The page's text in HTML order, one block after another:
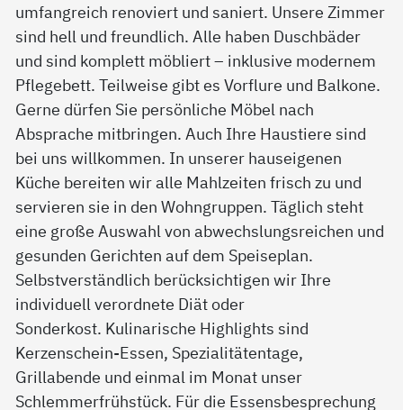
umfangreich renoviert und saniert. Unsere Zimmer
sind hell und freundlich. Alle haben Duschbäder
und sind komplett möbliert – inklusive modernem
Pflegebett. Teilweise gibt es Vorflure und Balkone.
Gerne dürfen Sie persönliche Möbel nach
Absprache mitbringen. Auch Ihre Haustiere sind
bei uns willkommen. In unserer hauseigenen
Küche bereiten wir alle Mahlzeiten frisch zu und
servieren sie in den Wohngruppen. Täglich steht
eine große Auswahl von abwechslungsreichen und
gesunden Gerichten auf dem Speiseplan.
Selbstverständlich berücksichtigen wir Ihre
individuell verordnete Diät oder
Sonderkost. Kulinarische Highlights sind
Kerzenschein-Essen, Spezialitätentage,
Grillabende und einmal im Monat unser
Schlemmerfrühstück. Für die Essensbesprechung